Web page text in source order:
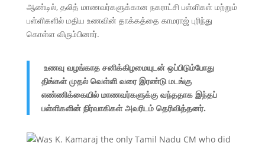
ஆண்டில், தலித் மாணவர்களுக்கான நகராட்சி பள்ளிகள் மற்றும்
பள்ளிகளில் மதிய உணவின் தாக்கத்தை காமராஜ் புரிந்து
கொள்ள விரும்பினார்.
உணவு வழங்காத சனிக்கிழமையுடன் ஒப்பிடும்போது
திங்கள் முதல் வெள்ளி வரை இரண்டு மடங்கு
எண்ணிக்கையில் மாணவர்களுக்கு வந்ததாக இந்தப்
பள்ளிகளின் நிர்வாகிகள் அவரிடம் தெரிவித்தனர்.